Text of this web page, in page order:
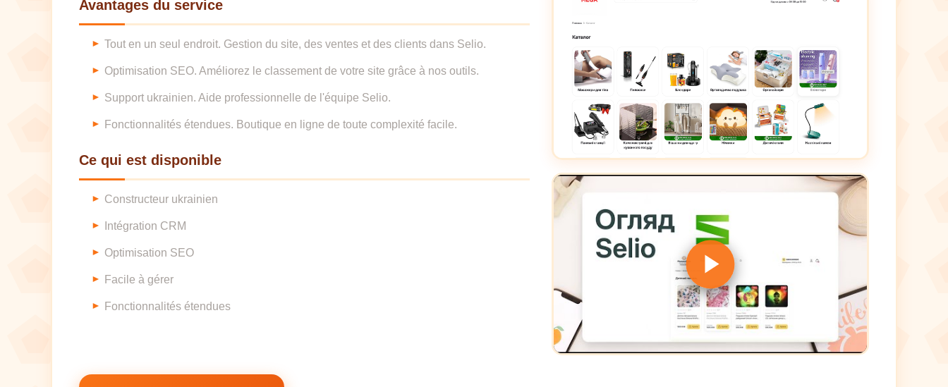
Avantages du service
Tout en un seul endroit. Gestion du site, des ventes et des clients dans Selio.
Optimisation SEO. Améliorez le classement de votre site grâce à nos outils.
Support ukrainien. Aide professionnelle de l'équipe Selio.
Fonctionnalités étendues. Boutique en ligne de toute complexité facile.
Ce qui est disponible
Constructeur ukrainien
Intégration CRM
Optimisation SEO
Facile à gérer
Fonctionnalités étendues